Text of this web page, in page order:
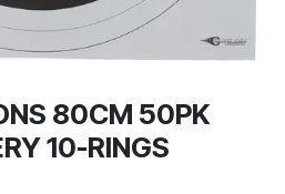
80CM 50PK
10-RINGS